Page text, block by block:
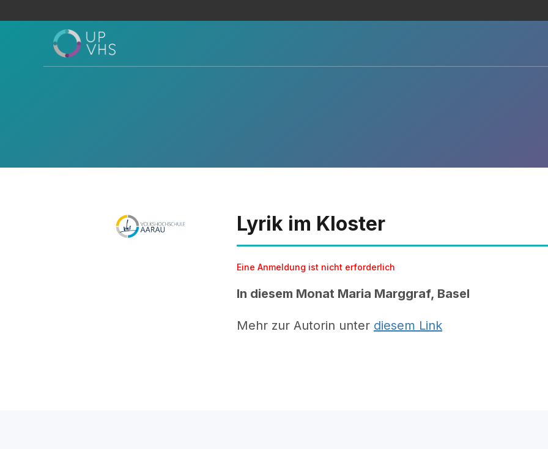
Lyrik im Kloster
Eine Anmeldung ist nicht erforderlich
In diesem Monat Maria Marggraf, Basel
Mehr zur Autorin unter diesem Link